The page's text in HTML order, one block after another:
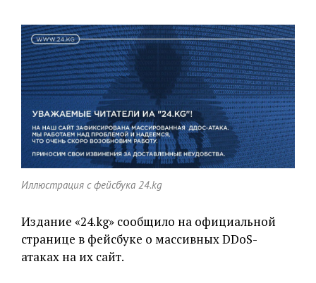
Иллюстрация с фейсбука 24.kg
Издание «24.kg» сообщило на официальной
странице в фейсбуке о массивных DDoS-
атаках на их сайт.